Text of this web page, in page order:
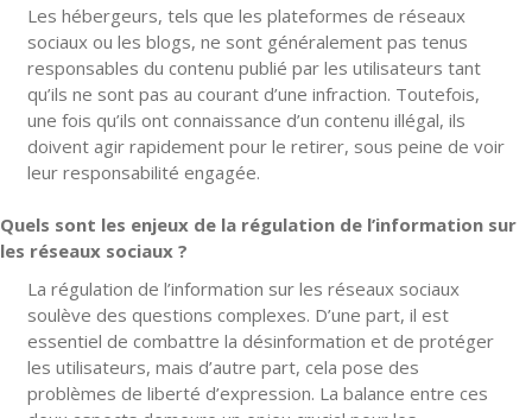
Les hébergeurs, tels que les plateformes de réseaux
sociaux ou les blogs, ne sont généralement pas tenus
responsables du contenu publié par les utilisateurs tant
qu’ils ne sont pas au courant d’une infraction. Toutefois,
une fois qu’ils ont connaissance d’un contenu illégal, ils
doivent agir rapidement pour le retirer, sous peine de voir
leur responsabilité engagée.
Quels sont les enjeux de la régulation de l’information sur
les réseaux sociaux ?
La régulation de l’information sur les réseaux sociaux
soulève des questions complexes. D’une part, il est
essentiel de combattre la désinformation et de protéger
les utilisateurs, mais d’autre part, cela pose des
problèmes de liberté d’expression. La balance entre ces